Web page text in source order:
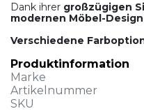
Dank ihrer großzügigen
modernen Möbel-Design
Verschiedene
Produktinformation
Marke
Artikelnummer
SKU